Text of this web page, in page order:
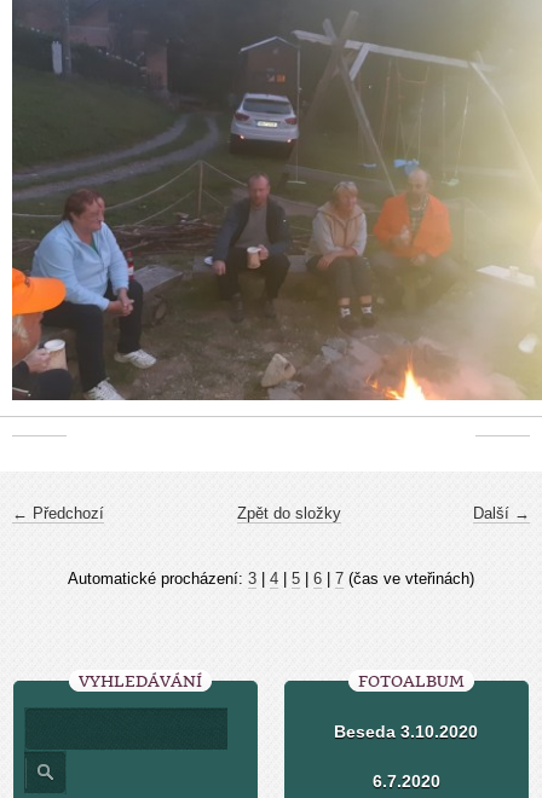
← Předchozí Další →
Zpět do složky
Automatické procházení: 3 4 5 6 7 (čas ve vteřinách)
VYHLEDÁVÁNÍ FOTOALBUM
Beseda 3.10.2020
6.7.2020